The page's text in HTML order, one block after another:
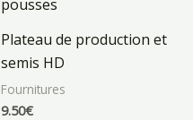
Plateau de production et
semis HD
Fournitures
9.50€